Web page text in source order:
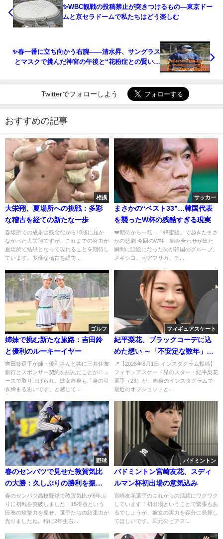
✨WBC観戦の投稿禁止が突きつけるもの—東京ドー
ムと京セラドームで私たちはどう楽しむ
✨春一番に立ち向かう右腕——清水昇、サングラス
とマスクで挑んだ神宮の午後と“花粉症との賢い闘
Twitterでフォローしよう
おすすめの記事
相撲
大栄翔、夏場所への挑戦：多彩
な稽古を経ての新たな一歩
春場所での成果は残念ながら10勝に届か
なかった大栄翔ですが、これまでの努力が
夏場所で結果となって現れることを期待し
ています。多様な稽古を経て...
サッカー
まさかの“ベスト33”…韓国代表
を襲ったW杯の残酷すぎる現実
💔期待から一転…「蜂蜜組」で起きたまさ
かの悲劇 今回のW杯、組み合わせが出た
瞬間に話題になったのが韓国のグループ。
メキシコ、南アフリカ、チ...
ゴルフ
姉妹で挑む新たな旅路：吉田鈴
と優利のルーキーイヤー
吉田鈴選手が姉・優利さんと共に三井住友
銀行とスポンサー契約を結んだことがニュ
ースで取り上げられ、彼女自身も「身の引
き締まる思いです」と感じて...
フィギュアスケート
紀平梨花、ブラックコーデに込
めた想い ～「不安定な数年」を
乗り越え、心の回復と再出発～
📍【2025年8月1日 インスタグラム投稿】
フィギュアスケート界のスター・紀平梨花
選手（23）が、自身のインスタグラムで
最近のオフショットと...
野球
春のセンバツで見せた敦賀気比
の大勝：久しぶりの勝利を振り
返る
春のセンバツ高校野球で敦賀気比が9年ぶ
りに初戦を突破しました！15得点という
圧巻の攻撃力を見せ、選手たちの結束力が
光りましたね。特に2年生右...
バドミントン
バドミントン宮崎友花、スディ
ルマン杯初出場の意気込み
宮崎友花選手のこれからの活躍にワクワク
しています！初出場ということで緊張もあ
るでしょうが、彼女の実力を存分に発揮し
てほしいです。耳元のピアス...